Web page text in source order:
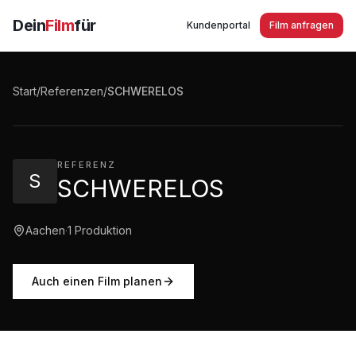
DeinFilmfür Kundenportal Film anfragen
Start/Referenzen/SCHWERELOS
S
REFERENZ
SCHWERELOS
Aachen·1 Produktion
Auch einen Film planen
SCHWERELOS - Floating & Massage Spa Aachen